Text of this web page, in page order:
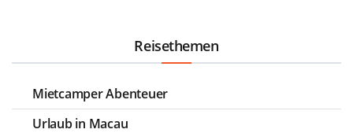
Reisethemen
Mietcamper Abenteuer
Urlaub in Macau